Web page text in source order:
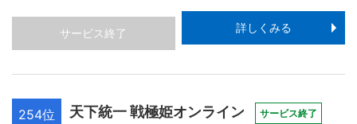
サービス終了 詳しくみる
254位 天下統一 戦極姫オンライン サービス終了